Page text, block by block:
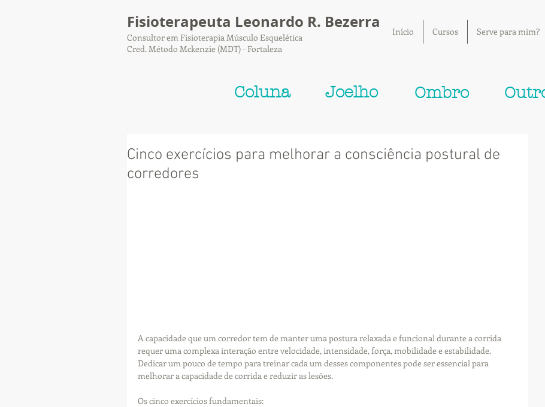
Fisioterapeuta Leonardo R. Bezerra
Consultor em Fisioterapia Músculo Esquelética
Cred. Método Mckenzie (MDT) - Fortaleza
Início Cursos Serve para mim?
Coluna Joelho Ombro
Cinco exercícios para melhorar a consciência postural de
corredores
A capacidade que um corredor tem de manter uma postura relaxada e funcional durante a corrida
requer uma complexa interação entre velocidade, intensidade, força, mobilidade e estabilidade.
Dedicar um pouco de tempo para treinar cada um desses componentes pode ser essencial para
melhorar a capacidade de corrida e reduzir as lesões.
Os cinco exercícios fundamentais: